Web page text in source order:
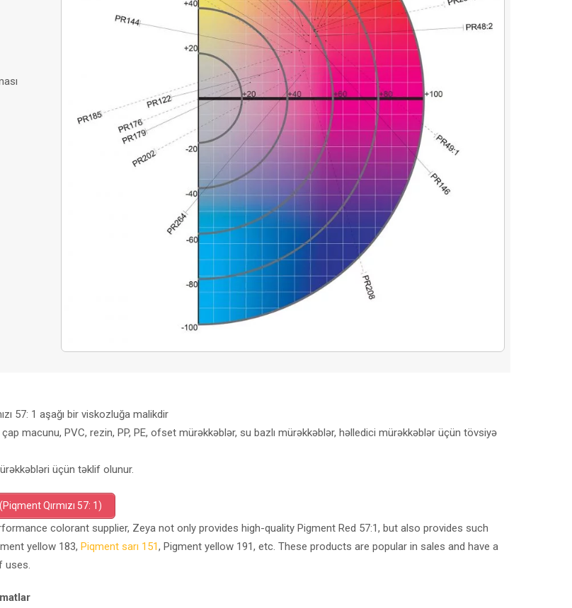
57: 1 aşağı bir viskozluğa malikdir
macunu, PVC, rezin, PP, PE, ofset mürəkkəblər, su bazlı mürəkkəblər, həlledici mürəkkəblər üçün tövsiyə
üçün təklif olunur.
Qırmızı 57: 1)
colorant supplier, Zeya not only provides high-quality Pigment Red 57:1, but also provides such
yellow 183, Piqment sarı 151, Pigment yellow 191, etc. These products are popular in sales and have a
uses.